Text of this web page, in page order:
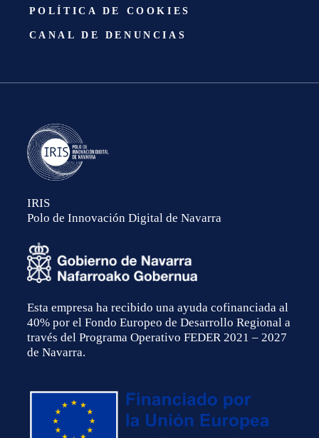
POLÍTICA DE COOKIES
CANAL DE DENUNCIAS
IRIS
Polo de Innovación Digital de Navarra
Esta empresa ha recibido una ayuda cofinanciada al
40% por el Fondo Europeo de Desarrollo Regional a
través del Programa Operativo FEDER 2021 – 2027
de Navarra.